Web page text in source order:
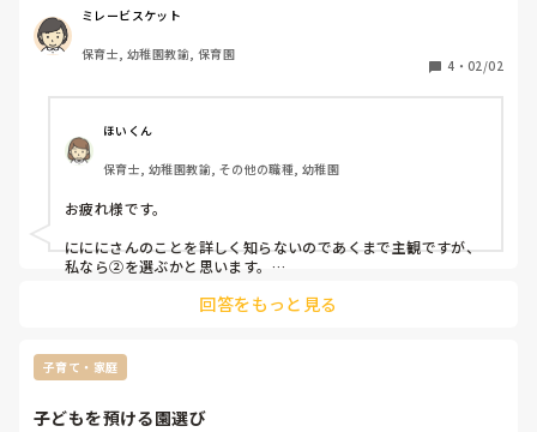
すが片道45分ほどかかっているので
もう少し近い場所でパート、今より勤務を１時間くらい延ば
せたら時間を有効に使えるかなって思っています。
みなさんならどの職業を選びますか？
保育士は潜在保育士の支援で、就職準備金が貰えたり
2年働いたら保育料半額になったりする制度を
使えるのですが、子どもが保育園に入るのと同時期に
申し込みでないと使えません。
ゆくゆく正社員に、、と思って事務か、子ども服の店員とか
か、引き続き保育士か、2人目の保育園入園と同時に制度を
利用してから保育士に戻るか、、
③アパレルなどでゆるく働く
ミレービスケット
保育士, 幼稚園教諭, 保育園
4 ・ 02/02
ほいくん
保育士, 幼稚園教諭, その他の職種, 幼稚園
お疲れ様です。
にににさんのことを詳しく知らないのであくまで主観ですが、
私なら②を選ぶかと思います。
子育ての時期はとにかく忙しい！精神的にも肉体的にも追い込
いずれは保育の道へ・・・。保育で頑張ってきた人はやはりそ
回答をもっと見る
子育て・家庭
子どもを預ける園選び